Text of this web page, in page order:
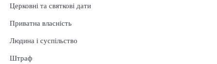
Церковні та святкові дати
Приватна власність
Людина і суспільство
Штраф